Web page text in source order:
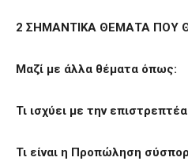
2 ΣΗΜΑΝΤΙΚΑ ΘΕΜΑΤΑ ΠΟΥ
Μαζί με άλλα θέματα όπως:
Τι ισχύει με την
Τι είναι η Προπώληση